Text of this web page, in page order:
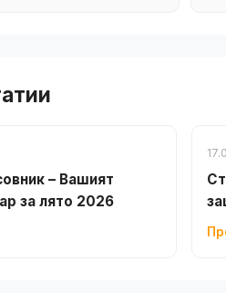
– Вашият
за лято 2026